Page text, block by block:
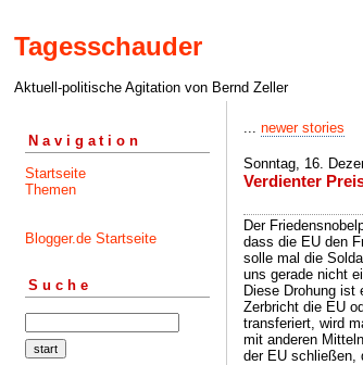
Tagesschauder
Aktuell-politische Agitation von Bernd Zeller
Navigation
Startseite
Themen
Blogger.de Startseite
Suche
... newer stories
Sonntag, 16.
Verdienter
Der
dass die EU den
solle mal die
uns gerade nicht
Diese Drohung ist
Zerbricht die EU
transferiert, wird
mit anderen
der EU schließen,